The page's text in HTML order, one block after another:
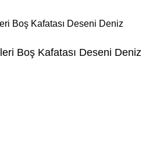
Boş Kafatası Deseni Deniz